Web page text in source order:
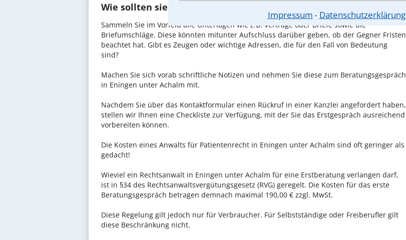
Impressum ⁃ Datenschutzerklärung
Wie sollten sie Sich auf den Termin beim Anwalt vorbereiten?
Sammeln Sie im Vorfeld alle Unterlagen wie z.B. Verträge oder Briefe sowie die
Briefumschläge. Diese könnten mitunter Aufschluss darüber geben, ob der Gegner Fristen
beachtet hat. Gibt es Zeugen oder wichtige Adressen, die für den Fall von Bedeutung
sind?
Machen Sie sich vorab schriftliche Notizen und nehmen Sie diese zum Beratungsgespräch
in Eningen unter Achalm mit.
Nachdem Sie über das Kontaktformular einen Rückruf in einer Kanzlei angefordert haben,
stellen wir Ihnen eine Checkliste zur Verfügung, mit der Sie das Erstgespräch ausreichend
vorbereiten können.
Die Kosten eines Anwalts für Patientenrecht in Eningen unter Achalm sind oft geringer als
gedacht!
Wieviel ein Rechtsanwalt in Eningen unter Achalm für eine Erstberatung verlangen darf,
ist in §34 des Rechtsanwaltsvergütungsgesetz (RVG) geregelt. Die Kosten für das erste
Beratungsgespräch betragen demnach maximal 190,00 € zzgl. MwSt.
Diese Regelung gilt jedoch nur für Verbraucher. Für Selbstständige oder Freiberufler gilt
diese Beschränkung nicht.